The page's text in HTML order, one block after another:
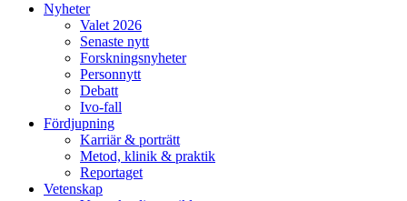
Nyheter
Valet 2026
Senaste nytt
Forskningsnyheter
Personnytt
Debatt
Ivo-fall
Fördjupning
Karriär & porträtt
Metod, klinik & praktik
Reportaget
Vetenskap